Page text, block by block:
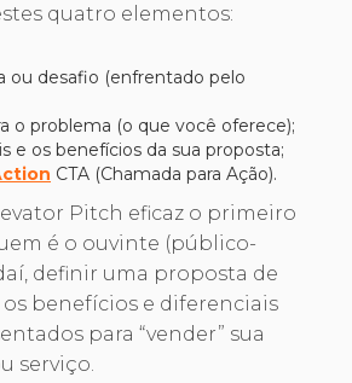
quatro elementos:
ou desafio (enfrentado pelo
o problema (o que você oferece);
e os benefícios da sua proposta;
CTA (Chamada para Ação).
Pitch eficaz o primeiro
é o ouvinte (público-
definir uma proposta de
benefícios e diferenciais
para “vender” sua
serviço.